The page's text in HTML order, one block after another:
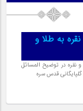
به طلا و
نقره در توضیح المسائل
قدس سره